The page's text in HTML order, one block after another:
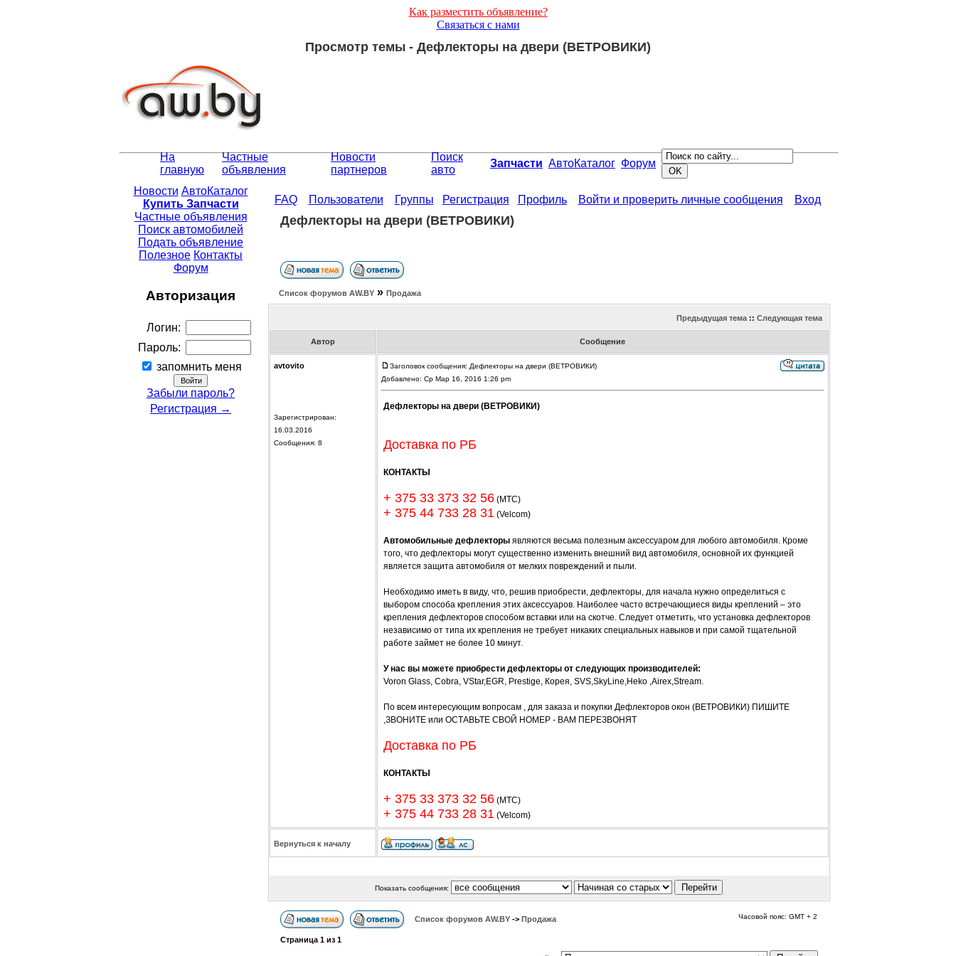
Как разместить объявление?
Связаться с нами
Просмотр темы - Дефлекторы на двери (ВЕТРОВИКИ)
На
главную
Частные
объявления
Новости
партнеров
Поиск
авто
Запчасти АвтоКаталог Форум
Новости АвтоКаталог
Купить Запчасти
Частные объявления
Поиск автомобилей
Подать объявление
Полезное Контакты
Форум
Авторизация
Логин:
Пароль:
запомнить меня
Забыли пароль?
Регистрация →
FAQ Пользователи Группы Регистрация Профиль Войти и проверить личные сообщения Вход
Дефлекторы на двери (ВЕТРОВИКИ)
Список форумов АW.BY» Продажа
Предыдущая тема:: Следующая тема
Автор Сообщение
avtovito
Зарегистрирован:
16.03.2016
Сообщения: 8
Заголовок сообщения: Дефлекторы на двери (ВЕТРОВИКИ)
Добавлено: Ср Мар 16, 2016 1:26 pm
Дефлекторы на двери (ВЕТРОВИКИ)
Доставка по РБ
КОНТАКТЫ
+ 375 33 373 32 56(МТС)
+ 375 44 733 28 31(Velcom)
Автомобильные дефлекторыявляются весьма полезным аксессуаром для любого автомобиля. Кроме
того, что дефлекторы могут существенно изменить внешний вид автомобиля, основной их функцией
является защита автомобиля от мелких повреждений и пыли.
Необходимо иметь в виду, что, решив приобрести, дефлекторы, для начала нужно определиться с
выбором способа крепления этих аксессуаров. Наиболее часто встречающиеся виды креплений – это
крепления дефлекторов способом вставки или на скотче. Следует отметить, что установка дефлекторов
независимо от типа их крепления не требует никаких специальных навыков и при самой тщательной
работе займет не более 10 минут.
У нас вы можете приобрести дефлекторы от следующих производителей:
Voron Glass, Cobra, VStar,EGR, Prestige, Корея, SVS,SkyLine,Heko ,Airex,Stream.
По всем интересующим вопросам , для заказа и покупки Дефлекторов окон (ВЕТРОВИКИ) ПИШИТЕ
,ЗВОНИТЕ или ОСТАВЬТЕ СВОЙ НОМЕР - ВАМ ПЕРЕЗВОНЯТ
Доставка по РБ
КОНТАКТЫ
+ 375 33 373 32 56(МТС)
+ 375 44 733 28 31(Velcom)
Вернуться к началу
Показать сообщения:
Список форумов АW.BY -> Продажа Часовой пояс: GMT + 2
Страница 1 из 1